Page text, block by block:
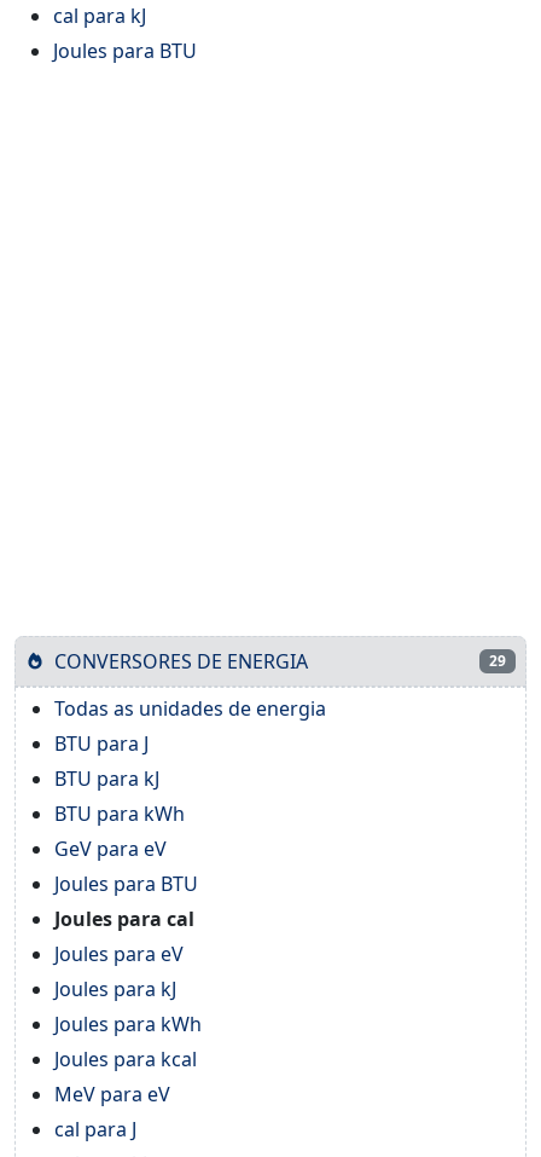
cal para kJ
Joules para BTU
CONVERSORES DE ENERGIA 29
Todas as unidades de energia
BTU para J
BTU para kJ
BTU para kWh
GeV para eV
Joules para BTU
Joules para cal
Joules para eV
Joules para kJ
Joules para kWh
Joules para kcal
MeV para eV
cal para J